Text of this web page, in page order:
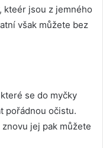
kteér jsou z jemného
však můžete bez
se do myčky
pořádnou očistu.
jej pak můžete